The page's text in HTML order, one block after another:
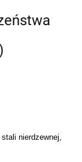
nierdzewnej,